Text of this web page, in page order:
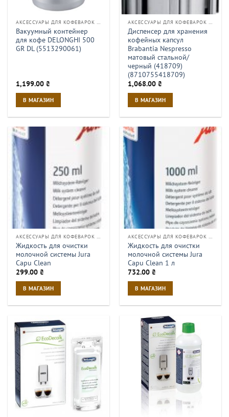
АКСЕССУАРЫ ДЛЯ КОФЕВАРОК И КОФЕМАШИН
Вакуумный контейнер
для кофе DELONGHI 500
GR DL (5513290061)
1,199.00₴
В МАГАЗИН
АКСЕССУАРЫ ДЛЯ КОФЕВАРОК И КОФЕМАШИН
Диспенсер для хранения
кофейных капсул
Brabantia Nespresso
матовый стальной/
черный (418709)
(8710755418709)
1,068.00₴
В МАГАЗИН
АКСЕССУАРЫ ДЛЯ КОФЕВАРОК И КОФЕМАШИН
Жидкость для очистки
молочной системы Jura
Capu Clean
299.00₴
В МАГАЗИН
АКСЕССУАРЫ ДЛЯ КОФЕВАРОК И КОФЕМАШИН
Жидкость для очистки
молочной системы Jura
Capu Clean 1 л
732.00₴
В МАГАЗИН